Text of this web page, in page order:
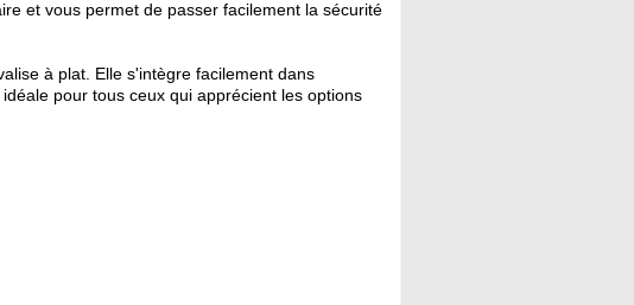
et vous permet de passer facilement la sécurité
à plat. Elle s'intègre facilement dans
pour tous ceux qui apprécient les options